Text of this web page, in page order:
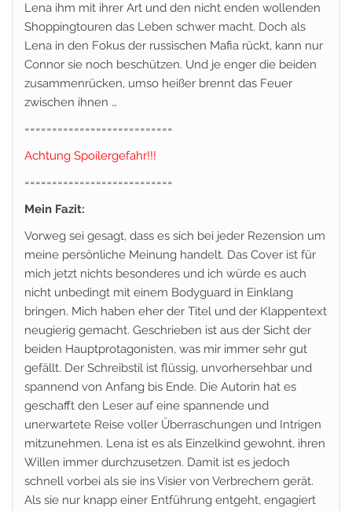
Lena ihm mit ihrer Art und den nicht enden wollenden
Shoppingtouren das Leben schwer macht. Doch als
Lena in den Fokus der russischen Mafia rückt, kann nur
Connor sie noch beschützen. Und je enger die beiden
zusammenrücken, umso heißer brennt das Feuer
zwischen ihnen …
===========================
Achtung Spoilergefahr!!!
===========================
Mein Fazit:
Vorweg sei gesagt, dass es sich bei jeder Rezension um
meine persönliche Meinung handelt. Das Cover ist für
mich jetzt nichts besonderes und ich würde es auch
nicht unbedingt mit einem Bodyguard in Einklang
bringen. Mich haben eher der Titel und der Klappentext
neugierig gemacht. Geschrieben ist aus der Sicht der
beiden Hauptprotagonisten, was mir immer sehr gut
gefällt. Der Schreibstil ist flüssig, unvorhersehbar und
spannend von Anfang bis Ende. Die Autorin hat es
geschafft den Leser auf eine spannende und
unerwartete Reise voller Überraschungen und Intrigen
mitzunehmen. Lena ist es als Einzelkind gewohnt, ihren
Willen immer durchzusetzen. Damit ist es jedoch
schnell vorbei als sie ins Visier von Verbrechern gerät.
Als sie nur knapp einer Entführung entgeht, engagiert